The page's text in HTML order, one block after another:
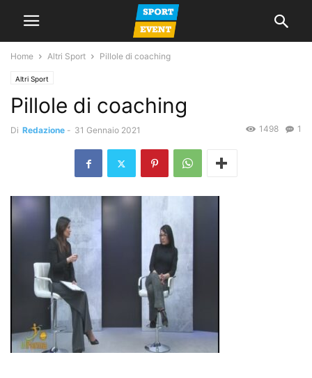
Home Altri Sport Pillole di coaching
Altri Sport
Pillole di coaching
Di Redazione - 31 Gennaio 2021 1
1498